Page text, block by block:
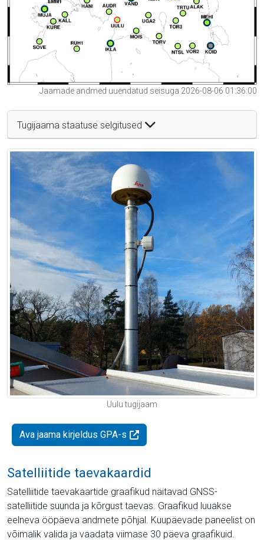
Jaamade andmed uuendatud seisuga 2026-08-06 01:36:00
Tugijaama staatuse selgitused
Uulu tugijaam
Ava jaama kirjeldus GPA-s
Satelliitide taevakaardid
Satelliitide taevakaartide graafikud näitavad GNSS-
satelliitide suunda ja kõrgust taevas. Graafikud luuakse
eelneva ööpäeva andmete põhjal. Kuupäevade paneelist on
võimalik valida ja vaadata viimase 30 päeva graafikuid.